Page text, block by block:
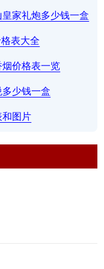
家礼炮多少钱一盒
表大全
价格表一览
少钱一盒
图片